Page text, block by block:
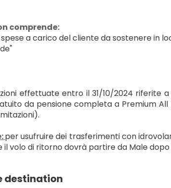
comprende:
spese a carico del cliente da sostenere in
effettuate entro il 31/10/2024 riferite
da pensione completa a Premium
per usufruire dei trasferimenti con
il volo di ritorno dovrà partire da Male
destination